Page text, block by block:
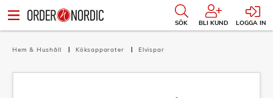
SÖK BLI KUND LOGGA IN
Hem & Hushåll Köksapparater Elvispar